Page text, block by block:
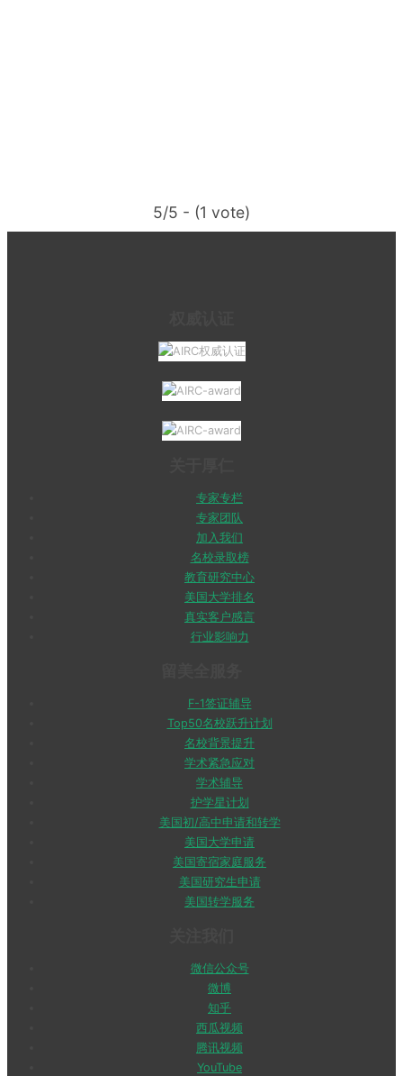
5/5 - (1 vote)
专家专栏
专家团队
加入我们
名校录取榜
教育研究中心
美国大学排名
真实客户感言
行业影响力
F-1签证辅导
Top50名校跃升计划
名校背景提升
学术紧急应对
学术辅导
护学星计划
美国初/高中申请和转学
美国大学申请
美国寄宿家庭服务
美国研究生申请
美国转学服务
微信公众号
微博
知乎
西瓜视频
腾讯视频
YouTube